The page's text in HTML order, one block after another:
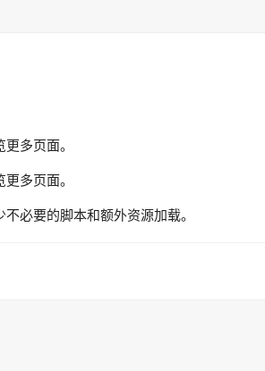
多页面。
多页面。
必要的脚本和额外资源加载。